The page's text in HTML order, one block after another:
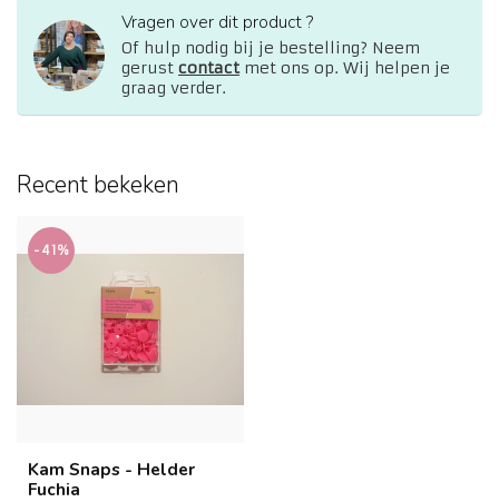
Vragen over dit product ?
Of hulp nodig bij je bestelling? Neem
gerust contactmet ons op. Wij helpen je
graag verder.
Recent bekeken
-41%
Kam Snaps - Helder
Fuchia